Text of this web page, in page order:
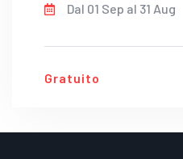
Dal 01 Sep al 31 Aug
Gratuito